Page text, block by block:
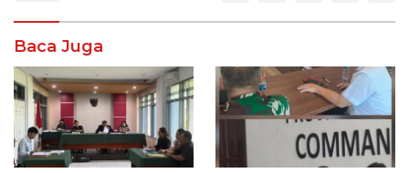
Baca Juga